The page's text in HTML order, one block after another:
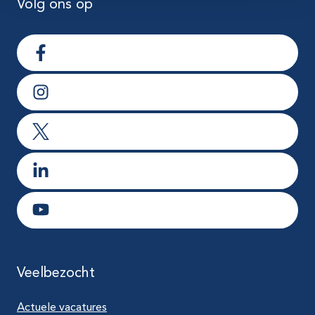
Volg ons op
Ga naar Facebook
Ga naar Instagram
Ga naar X
Ga naar LinkedIn
Ga naar Youtube
Veelbezocht
Actuele vacatures